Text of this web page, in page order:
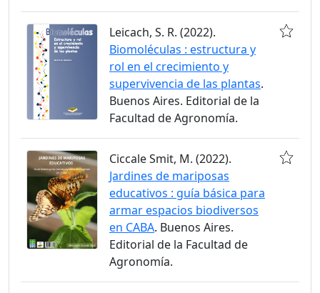
Leicach, S. R. (2022).
Biomoléculas : estructura y
rol en el crecimiento y
supervivencia de las plantas.
Buenos Aires. Editorial de la
Facultad de Agronomía.
Ciccale Smit, M. (2022).
Jardines de mariposas
educativos : guía básica para
armar espacios biodiversos
en CABA. Buenos Aires.
Editorial de la Facultad de
Agronomía.